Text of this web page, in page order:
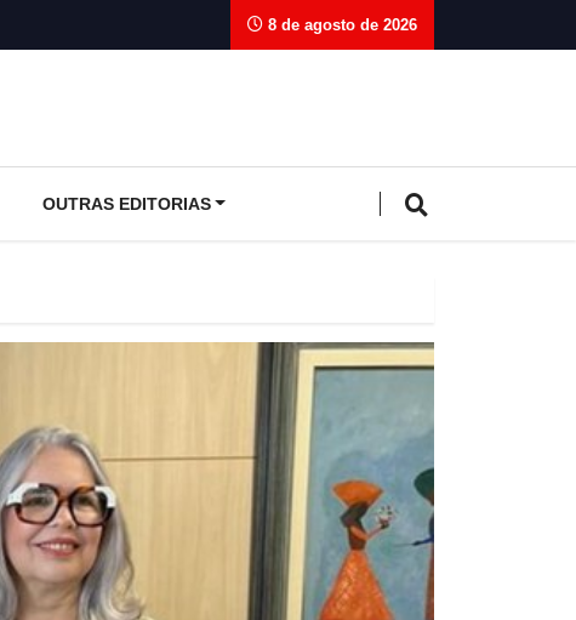
8 de agosto de 2026
OUTRAS EDITORIAS